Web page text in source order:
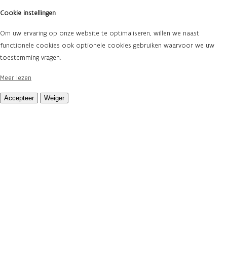
Cookie instellingen
Om uw ervaring op onze website te optimaliseren, willen we naast
functionele cookies ook optionele cookies gebruiken waarvoor we uw
toestemming vragen.
Meer lezen
Accepteer Weiger